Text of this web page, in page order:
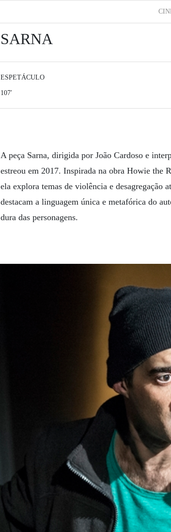
SARNA
ESPETÁCULO
107′
A peça Sarna, dirigida por João Cardoso e
estreou em 2017. Inspirada na obra Howie the
ela explora temas de violência e desagregação
destacam a linguagem única e metafórica do
dura das personagens.